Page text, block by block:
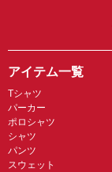
アイテム一覧
Tシャツ
パーカー
ポロシャツ
シャツ
パンツ
スウェット